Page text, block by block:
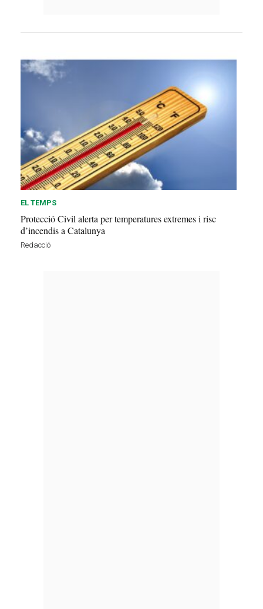
EL TEMPS
Protecció Civil alerta per temperatures extremes i risc
d’incendis a Catalunya
Redacció